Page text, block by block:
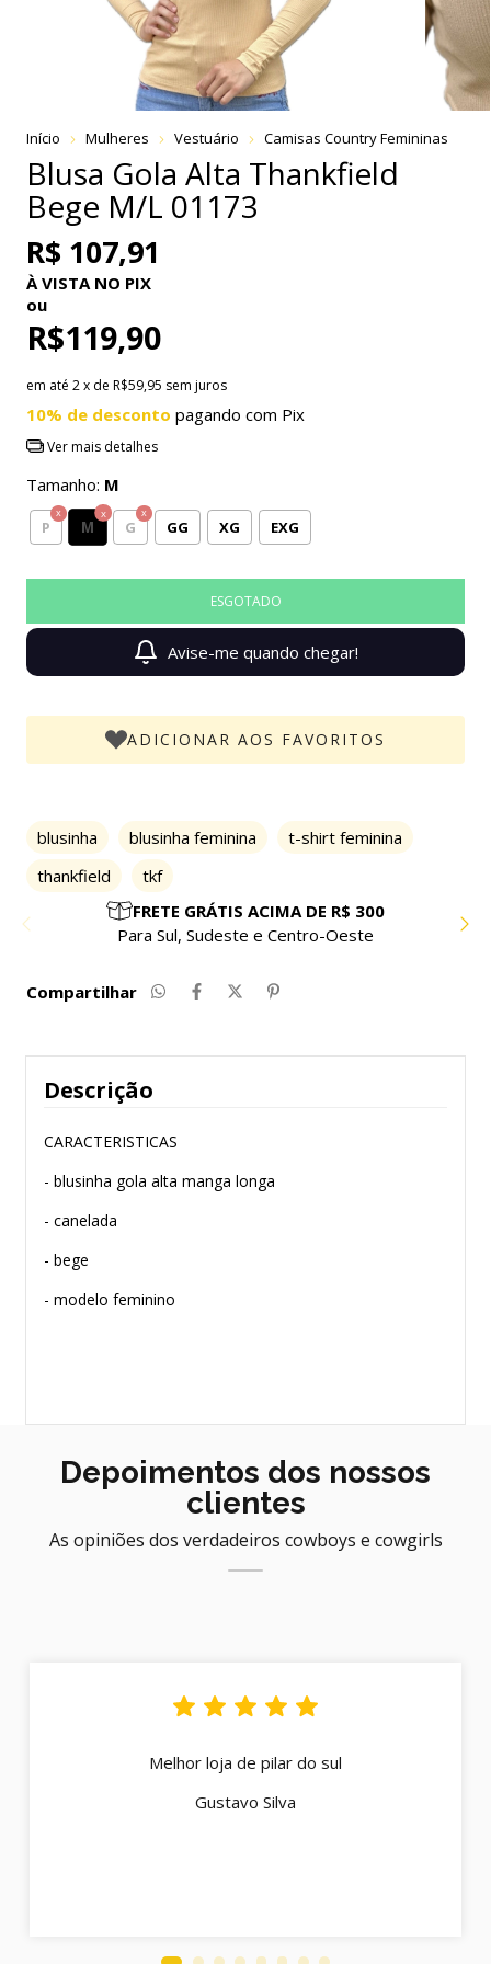
Início Mulheres Vestuário Camisas Country Femininas
Blusa Gola Alta Thankfield
Bege M/L 01173
R$ 107,91
À VISTA NO PIX
ou
R$119,90
em até 2x de R$59,95 sem juros
10% de desconto pagando com Pix
Ver mais detalhes
Tamanho: M
P M G GG XG EXG
Avise-me quando chegar!
ADICIONAR AOS FAVORITOS
blusinha blusinha feminina
t-shirt feminina
thankfield
tkf
PARCELE EM ATÉ 10X SEM JUROS
Compre com facilidade e segurança
Compartilhar
Descrição
CARACTERISTICAS
- blusinha gola alta manga longa
- canelada
- bege
- modelo feminino
Depoimentos dos nossos
clientes
As opiniões dos verdadeiros cowboys e cowgirls
Melhor loja de pilar do sul
Gustavo Silva